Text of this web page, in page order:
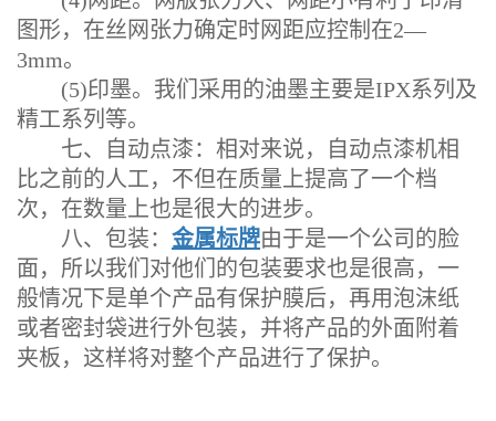
图形，在丝网张力确定时网距应控制在2—
3mm。
(5)印墨。我们采用的油墨主要是IPX系列及
精工系列等。
七、自动点漆：相对来说，自动点漆机相
比之前的人工，不但在质量上提高了一个档
次，在数量上也是很大的进步。
八、包装： 金属标牌由于是一个公司的脸
面，所以我们对他们的包装要求也是很高，一
般情况下是单个产品有保护膜后，再用泡沫纸
或者密封袋进行外包装，并将产品的外面附着
夹板，这样将对整个产品进行了保护。